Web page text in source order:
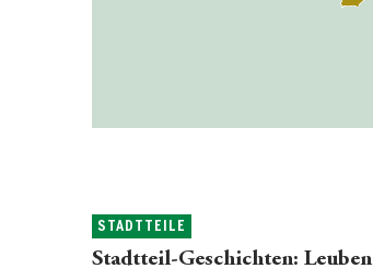
STADTTEILE
Stadtteil-Geschichten: Leuben